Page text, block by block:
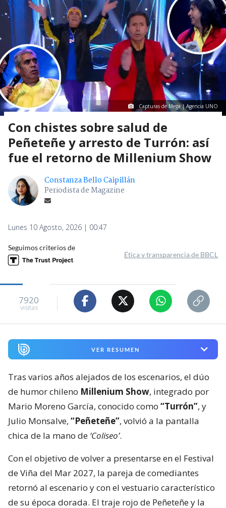
Capturas de Mega | Agencia UNO
Con chistes sobre salud de
Peñeteñe y arresto de Turrón: así
fue el retorno de Millenium Show
Constanza Bello Caipillán
Periodista de Magazine
Lunes 10 Agosto, 2026 | 00:47
Seguimos criterios de
Ética y transparencia de BBCL
7920
visitas
VER RESUMEN
Tras varios años alejados de los escenarios, el dúo
de humor chileno Millenium Show, integrado por
Mario Moreno García, conocido como “Turrón”, y
Julio Monsalve, “Peñeteñe”, volvió a la pantalla
chica de la mano de ‘Coliseo’.
Con el objetivo de volver a presentarse en el Festival
de Viña del Mar 2027, la pareja de comediantes
retornó al escenario y con el vestuario característico
de su época dorada. El traje rojo de Peñeteñe y la